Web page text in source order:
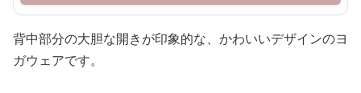
背中部分の大胆な開きが印象的な、かわいいデザインのヨ
ガウェアです。